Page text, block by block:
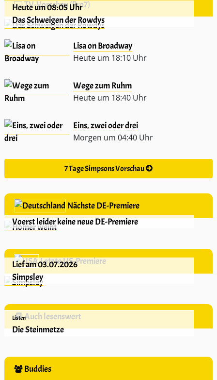
TV-Vorschau (Pro7)
Heute um 08:05 Uhr
Das Schweigen der Rowdys
Lisa on Broadway
Heute um 18:10 Uhr
Wege zum Ruhm
Heute um 18:40 Uhr
Eins, zwei oder drei
Morgen um 04:40 Uhr
7 Tage Simpsons Vorschau
Nächste DE-Premiere
Voerst leider keine neue DE-Premiere
Letzte US-Premiere
Lief am 03.07.2026
Simpsley
Auch lesenswert
Listen
Die Steinmetze
Buddies